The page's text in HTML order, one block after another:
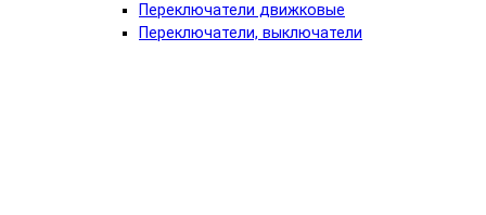
Переключатели движковые
Переключатели, выключатели